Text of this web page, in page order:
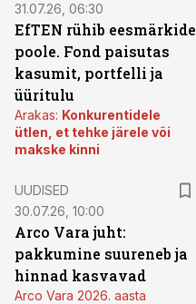
31.07.26, 06:30
EfTEN rühib eesmärkide
poole. Fond paisutas
kasumit, portfelli ja
üüritulu
Arakas: Konkurentidele
ütlen, et tehke järele või
makske kinni
UUDISED
30.07.26, 10:00
Arco Vara juht:
pakkumine suureneb ja
hinnad kasvavad
Arco Vara 2026. aasta